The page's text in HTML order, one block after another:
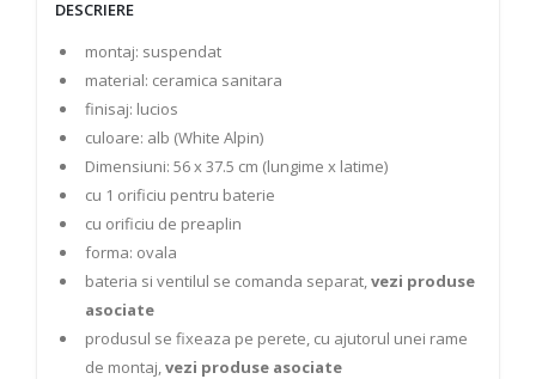
DESCRIERE
montaj: suspendat
material: ceramica sanitara
finisaj: lucios
culoare: alb (White Alpin)
Dimensiuni: 56 x 37.5 cm (lungime x latime)
cu 1 orificiu pentru baterie
cu orificiu de preaplin
forma: ovala
bateria si ventilul se comanda separat,vezi produse
asociate
produsul se fixeaza pe perete, cu ajutorul unei rame
de montaj,vezi produse asociate